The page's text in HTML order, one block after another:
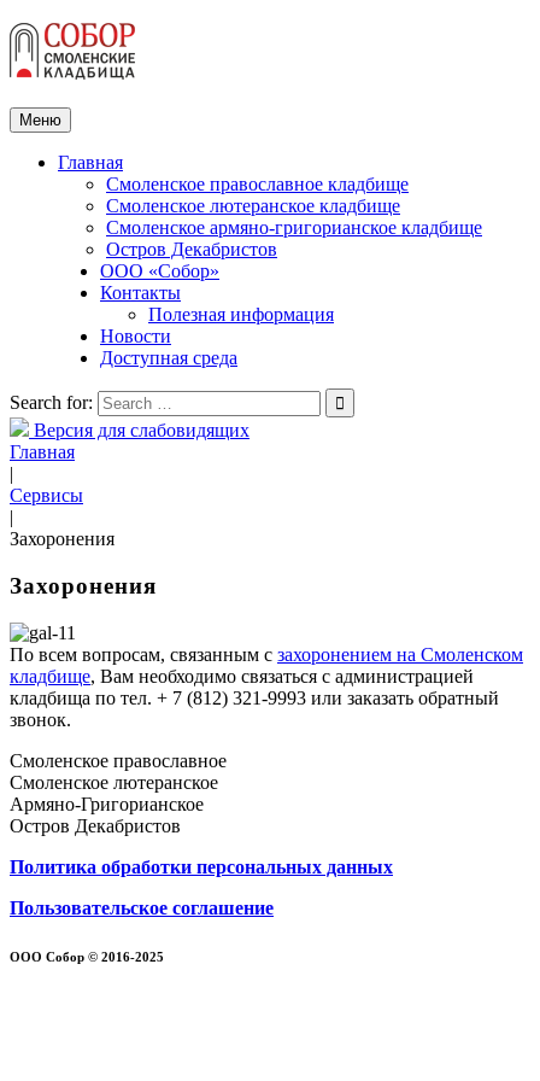
Меню
Главная
Смоленское православное кладбище
Смоленское лютеранское кладбище
Смоленское армяно-григорианское кладбище
Остров Декабристов
ООО «Собор»
Контакты
Полезная информация
Новости
Доступная среда
Search for:
Версия для слабовидящих
Главная
|
Сервисы
|
Захоронения
Захоронения
По всем вопросам, связанным с захоронением на Смоленском
кладбище, Вам необходимо связаться с администрацией
кладбища по тел. + 7 (812) 321-9993 или заказать обратный
звонок.
Смоленское православное
Смоленское лютеранское
Армяно-Григорианское
Остров Декабристов
Политика обработки персональных данных
Пользовательское соглашение
ООО Собор © 2016-2025